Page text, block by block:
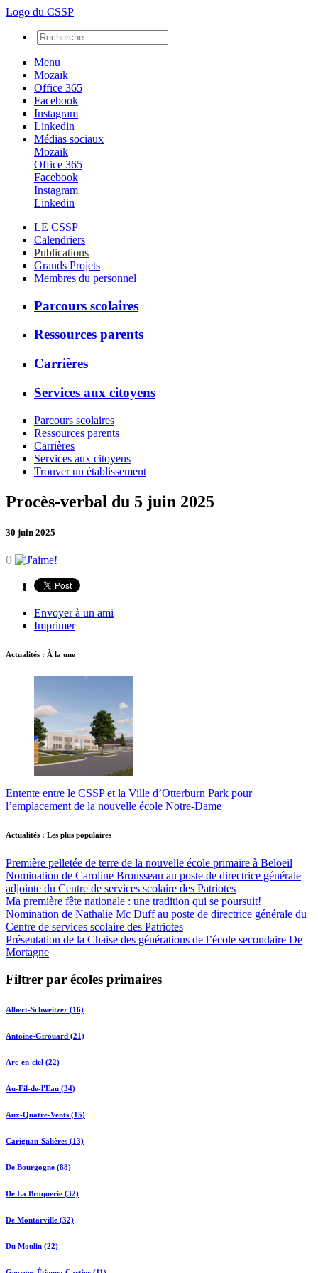
Logo du CSSP
Menu
Mozaïk
Office 365
Facebook
Instagram
Linkedin
Médias sociaux
Mozaïk
Office 365
Facebook
Instagram
Linkedin
LE CSSP
Calendriers
Publications
Grands Projets
Membres du personnel
Parcours scolaires
Ressources parents
Carrières
Services aux citoyens
Parcours scolaires
Ressources parents
Carrières
Services aux citoyens
Trouver un établissement
Procès-verbal du 5 juin 2025
30 juin 2025
0
Envoyer à un ami
Imprimer
Actualités : À la une
Entente entre le CSSP et la Ville d’Otterburn Park pour
l’emplacement de la nouvelle école Notre-Dame
Actualités : Les plus populaires
Première pelletée de terre de la nouvelle école primaire à Beloeil
Nomination de Caroline Brousseau au poste de directrice générale
adjointe du Centre de services scolaire des Patriotes
Ma première fête nationale : une tradition qui se poursuit!
Nomination de Nathalie Mc Duff au poste de directrice générale du
Centre de services scolaire des Patriotes
Présentation de la Chaise des générations de l’école secondaire De
Mortagne
Filtrer par écoles primaires
Albert-Schweitzer (16)
Antoine-Girouard (21)
Arc-en-ciel (22)
Au-Fil-de-l'Eau (34)
Aux-Quatre-Vents (15)
Carignan-Salières (13)
De Bourgogne (88)
De La Broquerie (32)
De Montarville (32)
Du Moulin (22)